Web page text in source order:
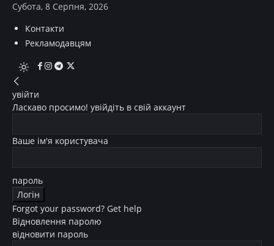
Субота, 8 Серпня, 2026
Контакти
Рекламодавцям
увійти
Ласкаво просимо! увійдіть в свій аккаунт
Ваше ім'я користувача
пароль
Forgot your password? Get help
Відновлення паролю
відновити пароль